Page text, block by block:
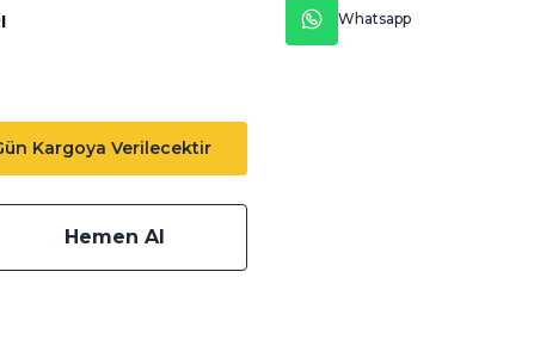
Kargoya Verilecektir
Hemen Al
Whatsapp